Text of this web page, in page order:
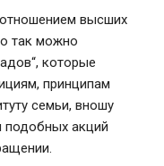
высших
так можно
которые
принципам
семьи, вношу
подобных акций